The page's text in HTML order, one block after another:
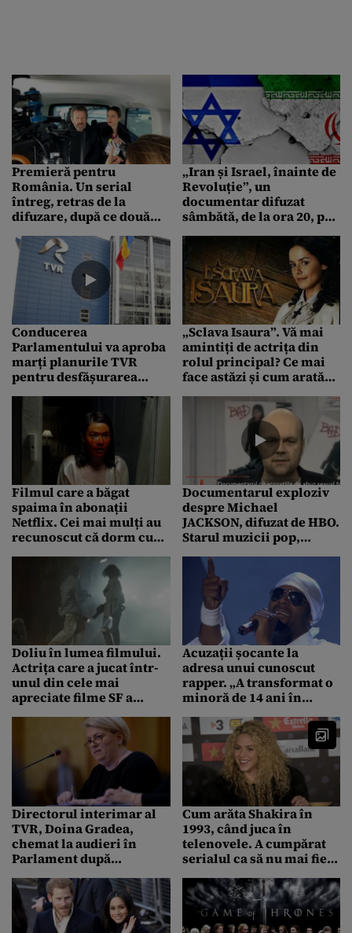
Premieră pentru
România. Un serial
întreg, retras de la
difuzare, după ce două
câștigat un proces
privind drepturi
intelectuale
„Iran și Israel, înainte de
Revoluție”, un
documentar difuzat
sâmbătă, de la ora 20, pe
exclusive cu agenții
MOSSAD activi în
Teheran
Conducerea
Parlamentului va aproba
marți planurile TVR
pentru desfășurarea
„Sclava Isaura”. Vă mai
amintiți de actrița din
rolul principal? Ce mai
face astăzi și cum arată
Filmul care a băgat
spaima în abonații
Netflix. Cei mai mulți au
recunoscut că dorm cu
Documentarul exploziv
despre Michael
JACKSON, difuzat de HBO.
Starul muzicii pop,
asupra minorilor
Doliu în lumea filmului.
Actrița care a jucat într-
unul din cele mai
apreciate filme SF a
necunoscute
Acuzații șocante la
adresa unui cunoscut
rapper. „A transformat o
minoră de 14 ani în
Directorul interimar al
TVR, Doina Gradea,
chemat la audieri în
Parlament după
Ghiță
Cum arăta Shakira în
1993, când juca în
telenovele. A cumpărat
serialul ca să nu mai fie